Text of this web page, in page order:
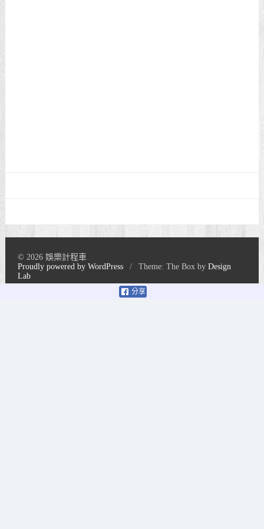
分享
© 2026 娛樂計程車
Proudly powered by WordPress
/ Theme: The Box byDesign
Lab